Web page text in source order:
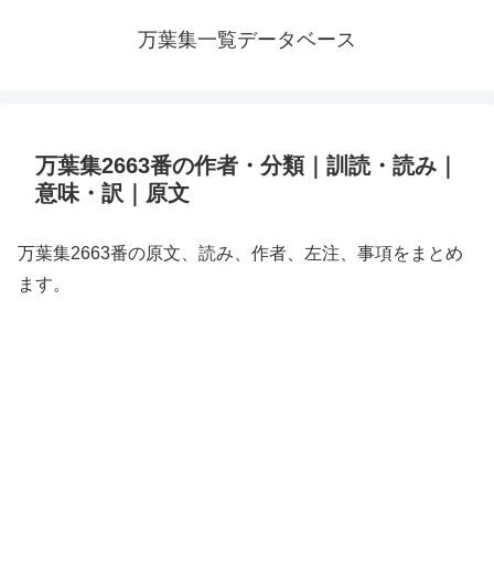
万葉集一覧データベース
万葉集2663番の作者・分類｜訓読・読み｜
意味・訳｜原文
万葉集2663番の原文、読み、作者、左注、事項をまとめ
ます。